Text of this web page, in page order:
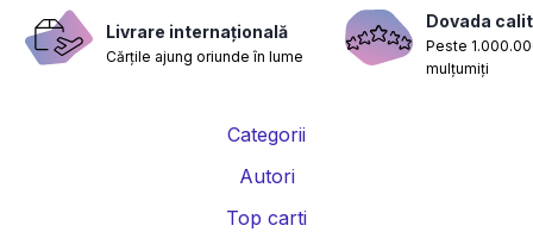
Carti nutritie, sanatate si de slabit Carti diete
Carti despre sarcina si nastere Carti educatie financiara
Livrare internațională
Cărțile ajung oriunde în lume
Dovada
Peste
mulțumiți
Categorii
Autori
Top carti